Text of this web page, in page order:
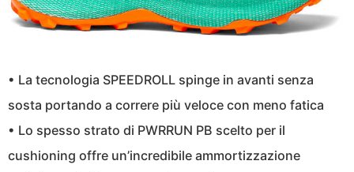
• La tecnologia SPEEDROLL spinge in avanti senza
sosta portando a correre più veloce con meno fatica
• Lo spesso strato di PWRRUN PB scelto per il
cushioning offre un’incredibile ammortizzazione